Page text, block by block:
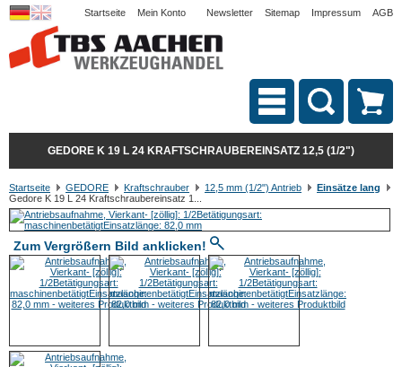
Startseite Mein Konto Newsletter Sitemap Impressum AGB
GEDORE K 19 L 24 KRAFTSCHRAUBEREINSATZ 12,5 (1/2")
Startseite GEDORE Kraftschrauber 12,5 mm (1/2") Antrieb
Einsätze lang
Gedore K 19 L 24 Kraftschraubereinsatz 1...
Zum Vergrößern Bild anklicken!